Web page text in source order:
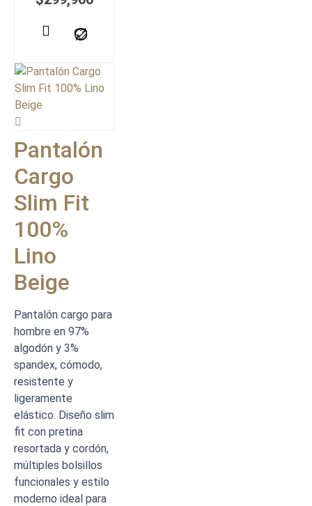
Pantalón
Cargo
Slim Fit
100%
Lino
Beige
Pantalón cargo para
hombre en 97%
algodón y 3%
spandex, cómodo,
resistente y
ligeramente
elástico. Diseño slim
fit con pretina
resortada y cordón,
múltiples bolsillos
funcionales y estilo
moderno ideal para